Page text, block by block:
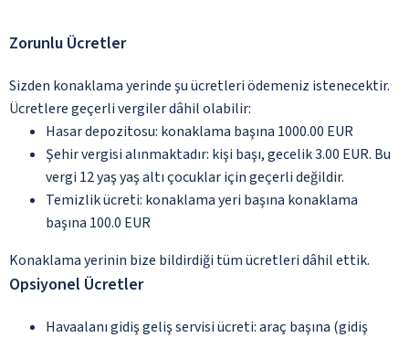
Zorunlu Ücretler
Sizden konaklama yerinde şu ücretleri ödemeniz istenecektir.
Ücretlere geçerli vergiler dâhil olabilir:
Hasar depozitosu: konaklama başına 1000.00 EUR
Şehir vergisi alınmaktadır: kişi başı, gecelik 3.00 EUR. Bu
vergi 12 yaş yaş altı çocuklar için geçerli değildir.
Temizlik ücreti: konaklama yeri başına konaklama
başına 100.0 EUR
Konaklama yerinin bize bildirdiği tüm ücretleri dâhil ettik.
Opsiyonel Ücretler
Havaalanı gidiş geliş servisi ücreti: araç başına (gidiş